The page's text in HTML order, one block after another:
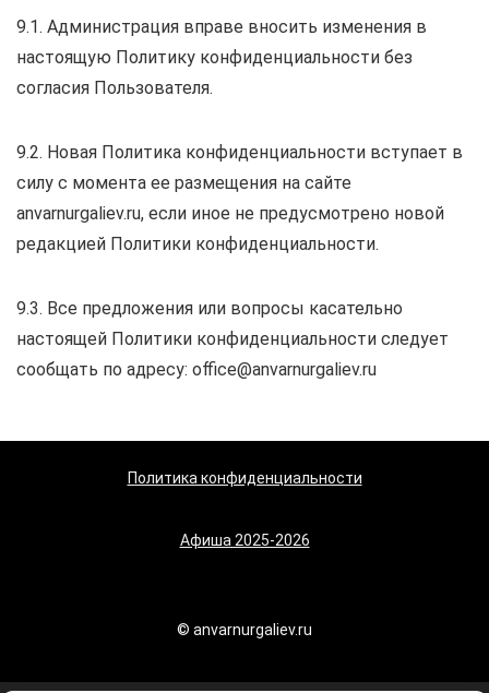
9.1. Администрация вправе вносить изменения в
настоящую Политику конфиденциальности без
согласия Пользователя.
9.2. Новая Политика конфиденциальности вступает в
силу с момента ее размещения на сайте
anvarnurgaliev.ru, если иное не предусмотрено новой
редакцией Политики конфиденциальности.
9.3. Все предложения или вопросы касательно
настоящей Политики конфиденциальности следует
сообщать по адресу: office@anvarnurgaliev.ru
Политика конфиденциальности
Афиша 2025-2026
©️ anvarnurgaliev.ru